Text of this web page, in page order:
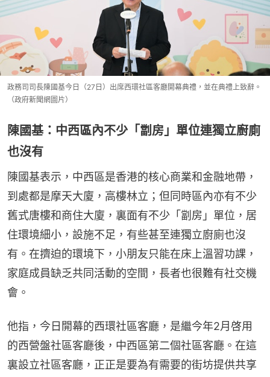
政務司司長陳國基今日（27日）出席西環社區客廳開幕典禮，並在典禮上致辭。
（政府新聞網圖片）
陳國基：中西區內不少「劏房」單位連獨立廚廁
也沒有
陳國基表示，中西區是香港的核心商業和金融地帶，
到處都是摩天大廈，高樓林立；但同時區內亦有不少
舊式唐樓和商住大廈，裏面有不少「劏房」單位，居
住環境細小，設施不足，有些甚至連獨立廚廁也沒
有。在擠迫的環境下，小朋友只能在床上溫習功課，
家庭成員缺乏共同活動的空間，長者也很難有社交機
會。
他指，今日開幕的西環社區客廳，是繼今年2月啓用
的西營盤社區客廳後，中西區第二個社區客廳。在這
裏設立社區客廳，正正是要為有需要的街坊提供共享